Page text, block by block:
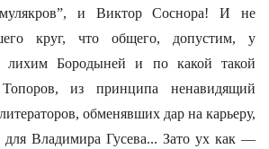
и Виктор Соснора! И не
круг, что общего, допустим, у
лихим Бородыней и по какой такой
из принципа ненавидящий
обменявших дар на карьеру,
для Владимира Гусева... Зато ух как —